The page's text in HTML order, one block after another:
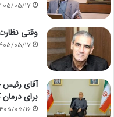
05/17
وقتی
05/17
آقای رئیس
برای
05/16